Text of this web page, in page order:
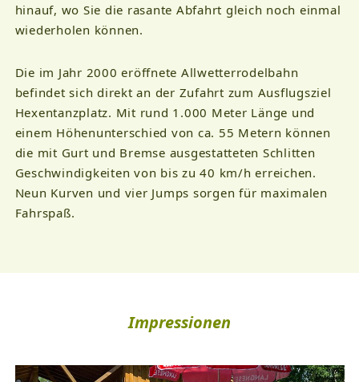
hinauf, wo Sie die rasante Abfahrt gleich noch einmal
wiederholen können.
Die im Jahr 2000 eröffnete Allwetterrodelbahn
befindet sich direkt an der Zufahrt zum Ausflugsziel
Hexentanzplatz. Mit rund 1.000 Meter Länge und
einem Höhenunterschied von ca. 55 Metern können
die mit Gurt und Bremse ausgestatteten Schlitten
Geschwindigkeiten von bis zu 40 km/h erreichen.
Neun Kurven und vier Jumps sorgen für maximalen
Fahrspaß.
Impressionen